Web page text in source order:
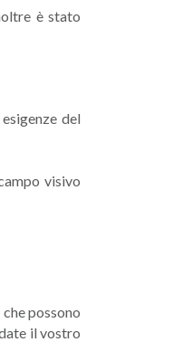
è stato
del
visivo
possono
il vostro